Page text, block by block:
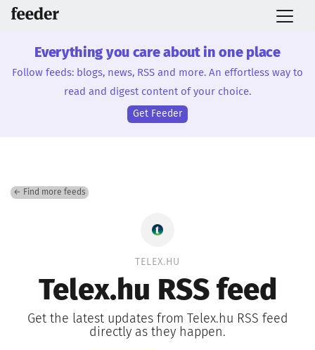
Everything you care about in one place
Follow feeds: blogs, news, RSS and more. An effortless way to
read and digest content of your choice.
Get Feeder
← Find more feeds
TELEX.HU
Telex.hu RSS feed
Get the latest updates from Telex.hu RSS feed
directly as they happen.